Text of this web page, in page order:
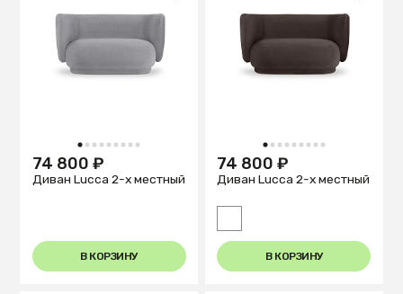
1 2 3 4 5 6 7 8 9
74 800 ₽
Диван Lucca 2-х местный
В КОРЗИНУ
1 2 3 4 5 6 7 8 9
74 800 ₽
Диван Lucca 2-х местный
В КОРЗИНУ